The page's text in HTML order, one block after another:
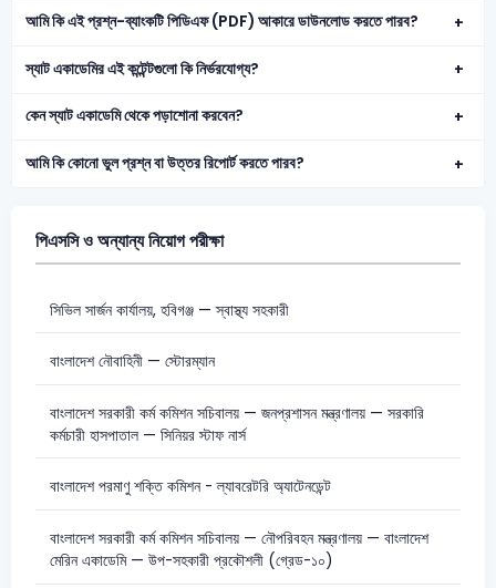
আমি কি এই প্রশ্ন-ব্যাংকটি পিডিএফ (PDF) আকারে ডাউনলোড করতে পারব?
স্যাট একাডেমির এই কন্টেন্টগুলো কি নির্ভরযোগ্য?
কেন স্যাট একাডেমি থেকে পড়াশোনা করবেন?
আমি কি কোনো ভুল প্রশ্ন বা উত্তর রিপোর্ট করতে পারব?
পিএসসি ও অন্যান্য নিয়োগ পরীক্ষা
সিভিল সার্জন কার্যালয়, হবিগঞ্জ — স্বাস্থ্য সহকারী
বাংলাদেশ নৌবাহিনী — স্টোরম্যান
বাংলাদেশ সরকারী কর্ম কমিশন সচিবালয় — জনপ্রশাসন মন্ত্রণালয় — সরকারি
কর্মচারী হাসপাতাল — সিনিয়র স্টাফ নার্স
বাংলাদেশ পরমাণু শক্তি কমিশন - ল্যাবরেটরি অ্যাটেনডেন্ট
বাংলাদেশ সরকারী কর্ম কমিশন সচিবালয় — নৌপরিবহন মন্ত্রণালয় — বাংলাদেশ
মেরিন একাডেমি — উপ-সহকারী প্রকৌশলী (গ্রেড-১০)